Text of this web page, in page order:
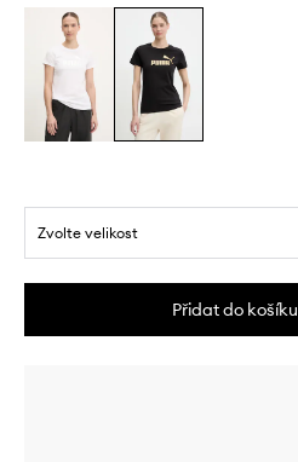
Zvolte velikost
Přidat do košíku